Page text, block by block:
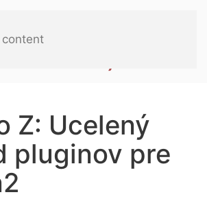
content
Z: Ucelený
pluginov pre